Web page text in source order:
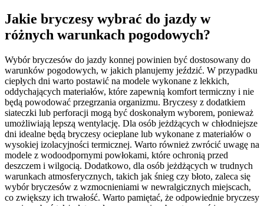
Jakie bryczesy wybrać do jazdy w
różnych warunkach pogodowych?
Wybór bryczesów do jazdy konnej powinien być dostosowany do
warunków pogodowych, w jakich planujemy jeździć. W przypadku
ciepłych dni warto postawić na modele wykonane z lekkich,
oddychających materiałów, które zapewnią komfort termiczny i nie
będą powodować przegrzania organizmu. Bryczesy z dodatkiem
siateczki lub perforacji mogą być doskonałym wyborem, ponieważ
umożliwiają lepszą wentylację. Dla osób jeżdżących w chłodniejsze
dni idealne będą bryczesy ocieplane lub wykonane z materiałów o
wysokiej izolacyjności termicznej. Warto również zwrócić uwagę na
modele z wodoodpornymi powłokami, które ochronią przed
deszczem i wilgocią. Dodatkowo, dla osób jeżdżących w trudnych
warunkach atmosferycznych, takich jak śnieg czy błoto, zaleca się
wybór bryczesów z wzmocnieniami w newralgicznych miejscach,
co zwiększy ich trwałość. Warto pamiętać, że odpowiednie bryczesy